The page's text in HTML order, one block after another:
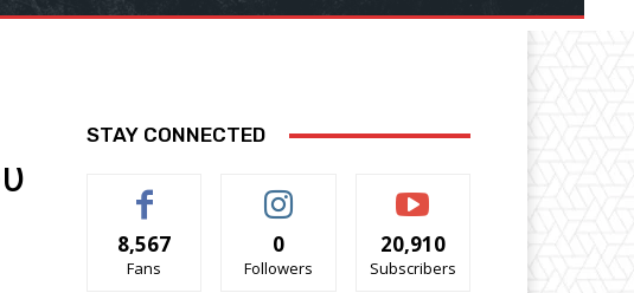
STAY CONNECTED
8,567
Fans
0
Followers
20,910
Subscribers